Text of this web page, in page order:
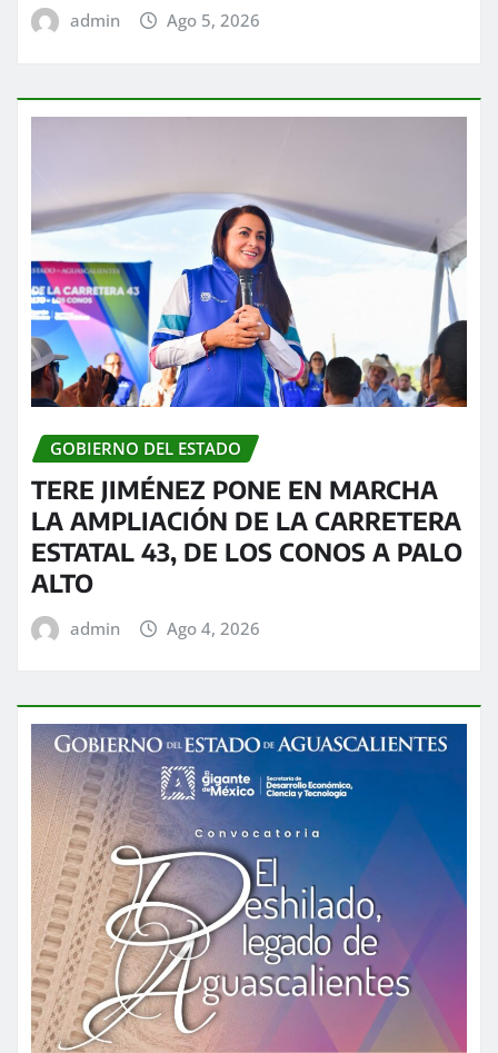
admin Ago 5, 2026
GOBIERNO DEL ESTADO
TERE JIMÉNEZ PONE EN MARCHA
LA AMPLIACIÓN DE LA CARRETERA
ESTATAL 43, DE LOS CONOS A PALO
ALTO
admin Ago 4, 2026